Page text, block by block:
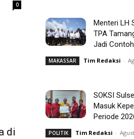
0
di
Menteri LH
TPA
Jadi
MAKASSAR Tim Redaksi -
SOKSI
Masuk
Periode
POLITIK Tim Redaksi -